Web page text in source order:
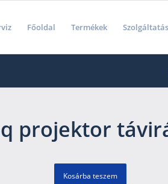
Főoldal Termékek
projektor
Kosárba teszem